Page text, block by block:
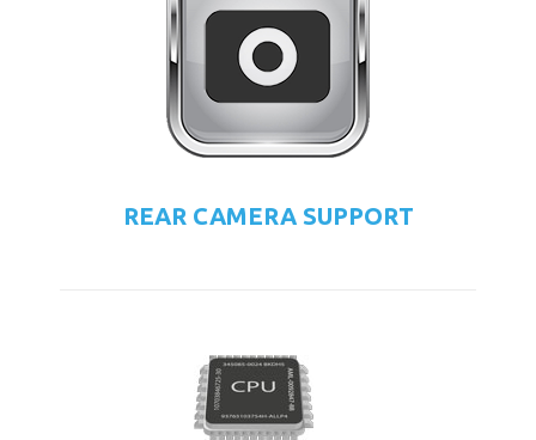
REAR CAMERA SUPPORT